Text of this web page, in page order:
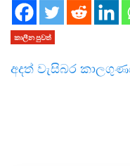
කාලීන පුවත්
අදත් වැසිබර